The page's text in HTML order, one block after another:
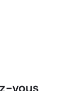
vous